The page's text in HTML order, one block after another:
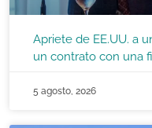
Apriete de EE.UU. a
un contrato con una
5 agosto, 2026